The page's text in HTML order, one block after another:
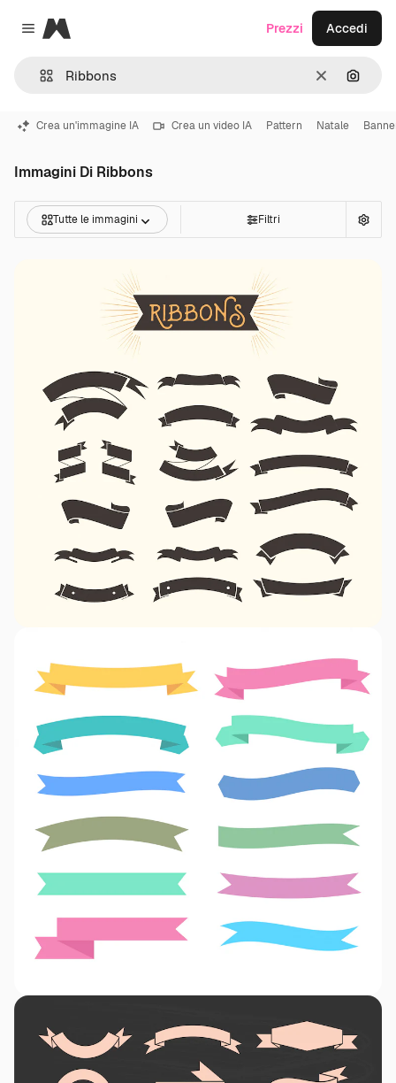
Close menu
Magnific
CancellaCerca
Prezzi Accedi
Crea un'immagine IA Crea un video IA Pattern Natale
Immagini Di Ribbons
Tutte le immagini Filtri